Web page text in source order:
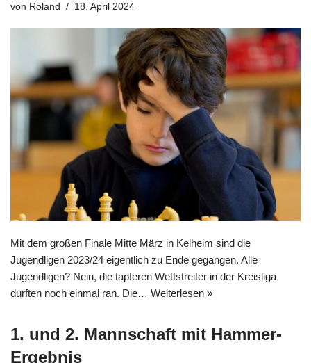
von Roland 18. April 2024
Mit dem großen Finale Mitte März in Kelheim sind die
Jugendligen 2023/24 eigentlich zu Ende gegangen. Alle
Jugendligen? Nein, die tapferen Wettstreiter in der Kreisliga
durften noch einmal ran. Die… Weiterlesen »
1. und 2. Mannschaft mit Hammer-
Ergebnis